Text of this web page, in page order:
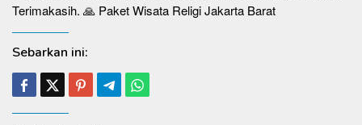
Terimakasih. 🙏 Paket Wisata Religi Jakarta Barat
Sebarkan ini: